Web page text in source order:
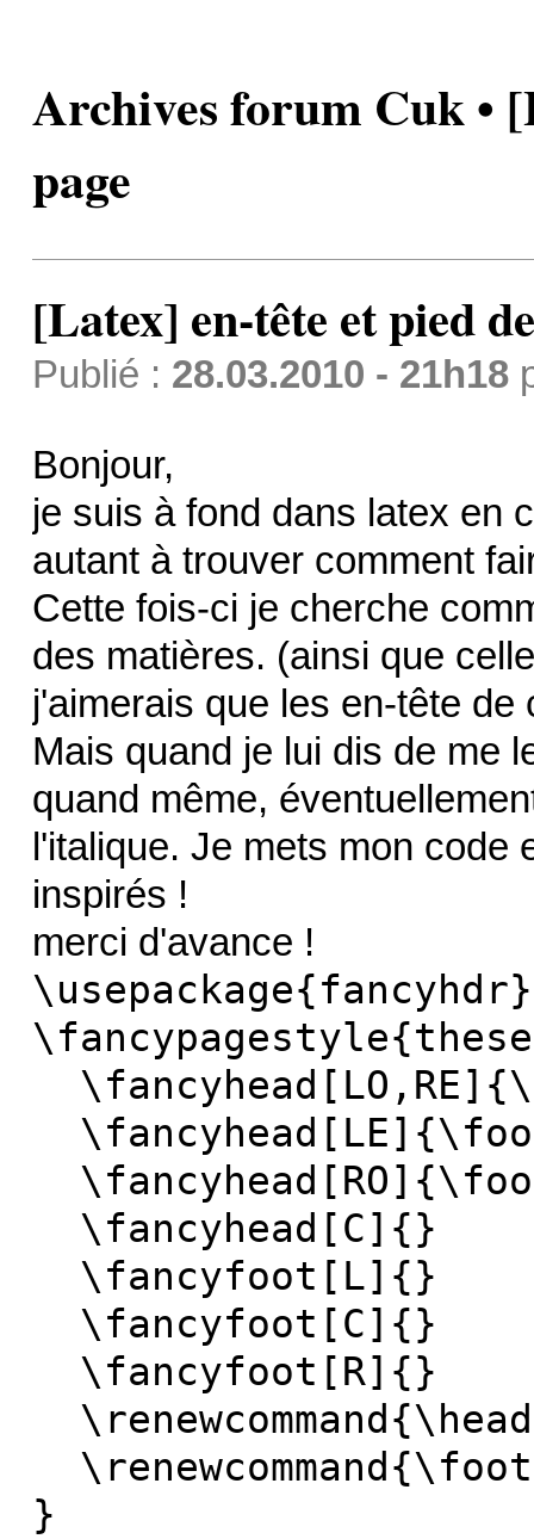
Archives forum Cuk •
page
[Latex] en-tête et pied
Publié : 28.03.2010 - 21h18
Bonjour,
je suis à fond dans latex en
autant à trouver comment
Cette fois-ci je cherche
des matières. (ainsi que
j'aimerais que les en-tête
Mais quand je lui dis de me
quand même,
l'italique. Je mets mon
inspirés !
merci d'avance !
\usepackage{fancyhdr}
\fancyhead[C]{}
\fancyfoot[L]{}
\fancyfoot[C]{}
\fancyfoot[R]{}
}